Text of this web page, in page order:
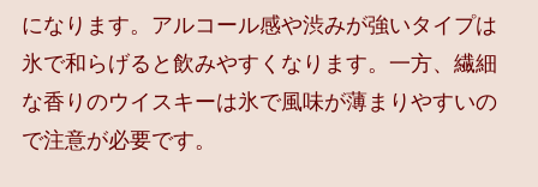
になります。アルコール感や渋みが強いタイプは
氷で和らげると飲みやすくなります。一方、繊細
な香りのウイスキーは氷で風味が薄まりやすいの
で注意が必要です。